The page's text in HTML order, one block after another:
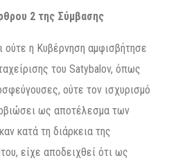
2 της Σύμβασης
ούτε η Κυβέρνηση αμφισβήτησε
του Satybalov, όπως
ούτε τον ισχυρισμό
ως αποτέλεσμα των
κατά τη διάρκεια της
είχε αποδειχθεί ότι ως